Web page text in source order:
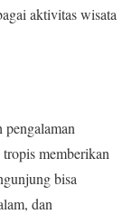
aktivitas wisata
memberikan
bisa
dan